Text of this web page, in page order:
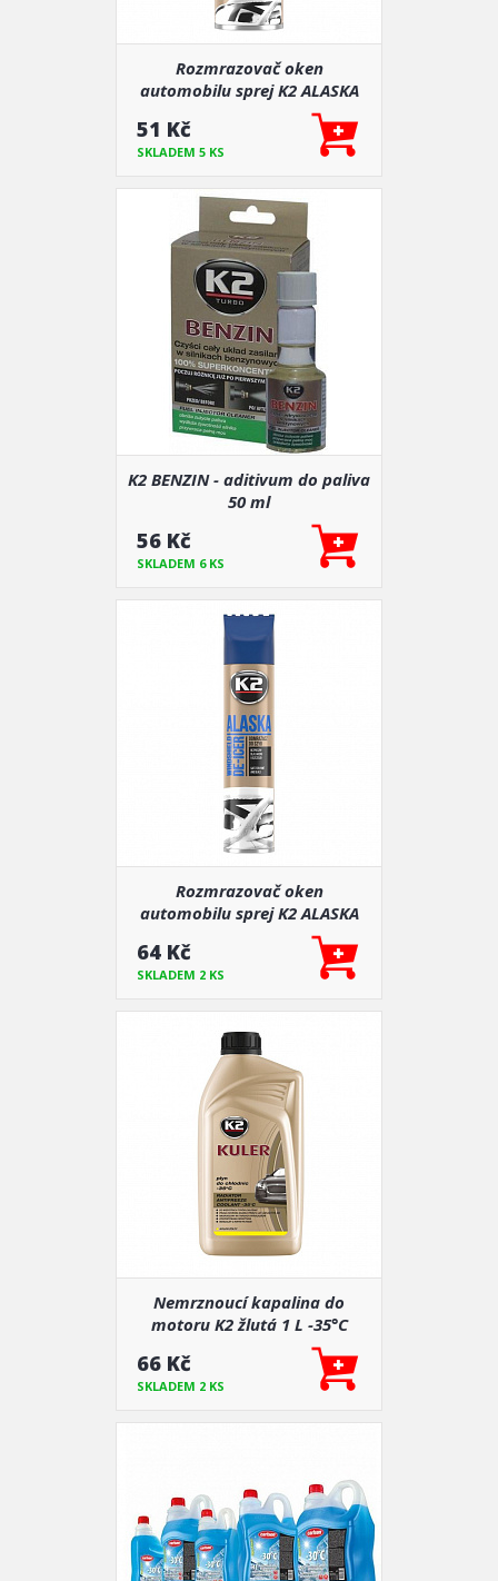
Rozmrazovač oken
automobilu sprej K2 ALASKA
51 Kč
SKLADEM 5 KS
K2 BENZIN - aditivum do paliva
50 ml
56 Kč
SKLADEM 6 KS
Rozmrazovač oken
automobilu sprej K2 ALASKA
300 ml + škrabka
64 Kč
SKLADEM 2 KS
Nemrznoucí kapalina do
motoru K2 žlutá 1 L -35°C
66 Kč
SKLADEM 2 KS